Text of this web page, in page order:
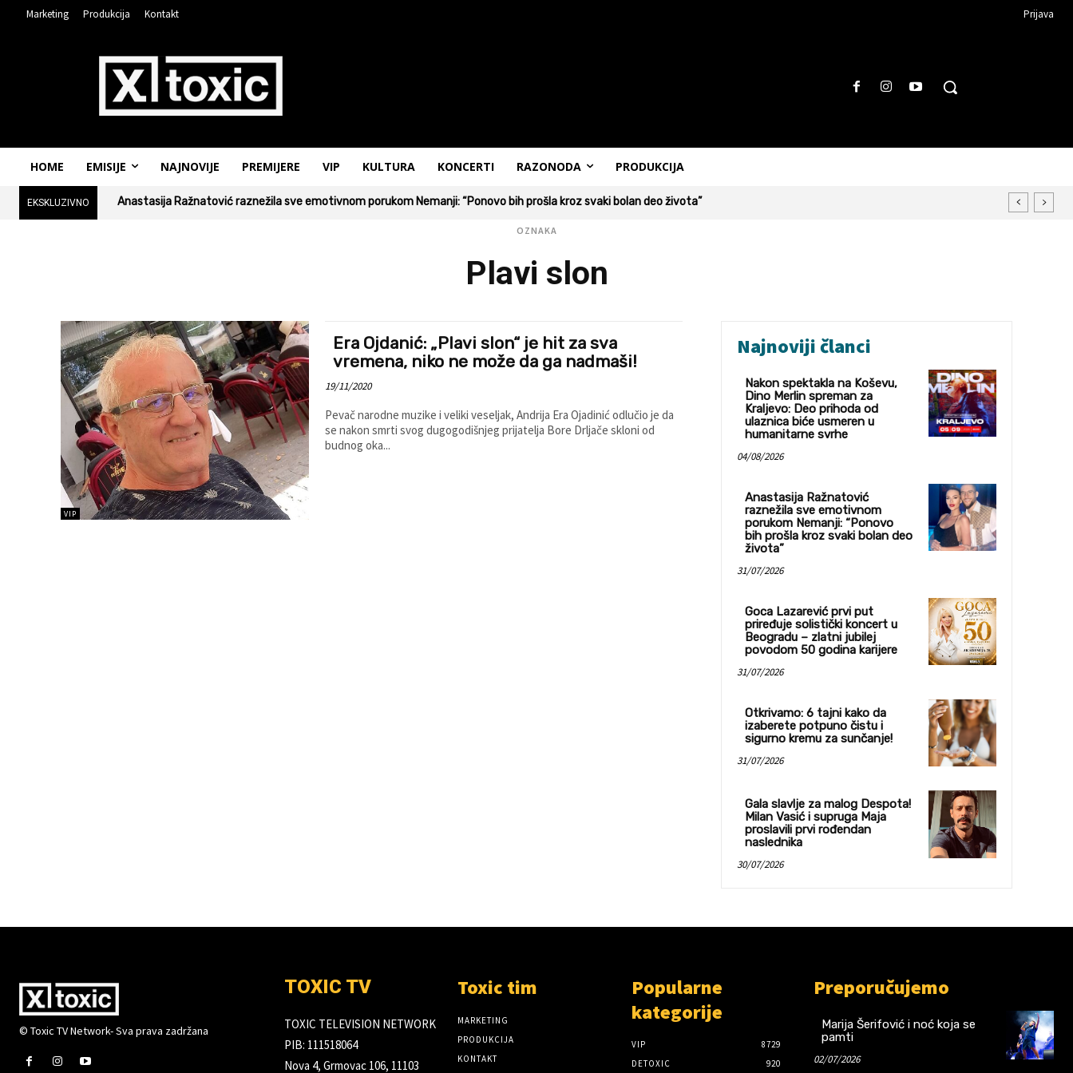
Marketing Produkcija Kontakt Prijava
HOME EMISIJE NAJNOVIJE PREMIJERE VIP KULTURA KONCERTI RAZONODA PRODUKCIJA
EKSKLUZIVNO Anastasija Ražnatović raznežila sve emotivnom porukom Nemanji: “Ponovo bih prošla kroz svaki bolan deo života”
OZNAKA
Plavi slon
VIP
Era Ojdanić: „Plavi slon“ je hit za sva
vremena, niko ne može da ga nadmaši!
19/11/2020
Pevač narodne muzike i veliki veseljak, Andrija Era Ojadinić odlučio je da
se nakon smrti svog dugogodišnjeg prijatelja Bore Drljače skloni od
budnog oka...
Najnoviji članci
Nakon spektakla na Koševu,
Dino Merlin spreman za
Kraljevo: Deo prihoda od
ulaznica biće usmeren u
humanitarne svrhe
04/08/2026
Anastasija Ražnatović
raznežila sve emotivnom
porukom Nemanji: “Ponovo
bih prošla kroz svaki bolan deo
života”
31/07/2026
Goca Lazarević prvi put
priređuje solistički koncert u
Beogradu – zlatni jubilej
povodom 50 godina karijere
31/07/2026
Otkrivamo: 6 tajni kako da
izaberete potpuno čistu i
sigurno kremu za sunčanje!
31/07/2026
Gala slavlje za malog Despota!
Milan Vasić i supruga Maja
proslavili prvi rođendan
naslednika
30/07/2026
© Toxic TV Network- Sva prava zadržana
TOXIC TV
TOXIC TELEVISION NETWORK
PIB: 111518064
Nova 4, Grmovac 106, 11103
Toxic tim
MARKETING
PRODUKCIJA
KONTAKT
Popularne
kategorije
VIP
8729
DETOXIC
920
Preporučujemo
Marija Šerifović i noć koja se
pamti
02/07/2026